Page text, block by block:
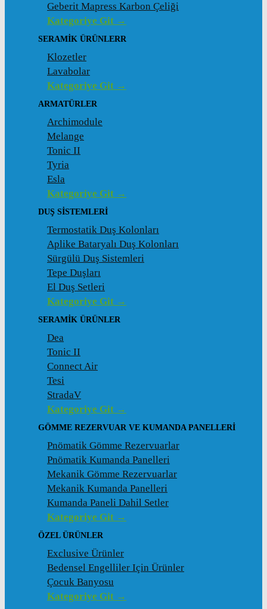
Geberit Mapress Karbon Çeliği
Kategoriye Git →
SERAMIK ÜRÜNLERR
Klozetler
Lavabolar
Kategoriye Git →
ARMATÜRLER
Archimodule
Melange
Tonic II
Tyria
Esla
Kategoriye Git →
DUŞ SISTEMLERI
Termostatik Duş Kolonları
Aplike Bataryalı Duş Kolonları
Sürgülü Duş Sistemleri
Tepe Duşları
El Duş Setleri
Kategoriye Git →
SERAMIK ÜRÜNLER
Dea
Tonic II
Connect Air
Tesi
StradaV
Kategoriye Git →
GÖMME REZERVUAR VE KUMANDA PANELLERI
Pnömatik Gömme Rezervuarlar
Pnömatik Kumanda Panelleri
Mekanik Gömme Rezervuarlar
Mekanik Kumanda Panelleri
Kumanda Paneli Dahil Setler
Kategoriye Git →
ÖZEL ÜRÜNLER
Exclusive Ürünler
Bedensel Engelliler Için Ürünler
Çocuk Banyosu
Kategoriye Git →